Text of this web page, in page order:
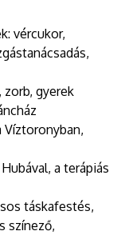
vércukor,
gyerek
a terápiás
táskafestés,
színező,